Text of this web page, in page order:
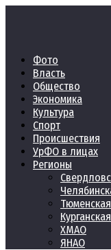
Фото
Власть
Общество
Экономика
Культура
Спорт
Происшествия
УрФО в лицах
Регионы
ХМАО
ЯНАО